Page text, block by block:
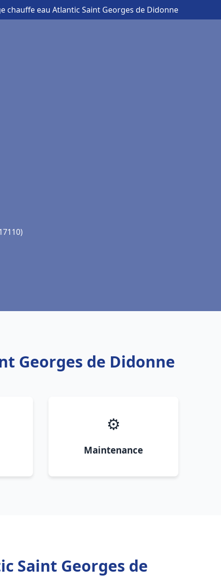
chauffe eau Atlantic Saint Georges de Didonne
Georges de Didonne
⚙️
Maintenance
Saint Georges de